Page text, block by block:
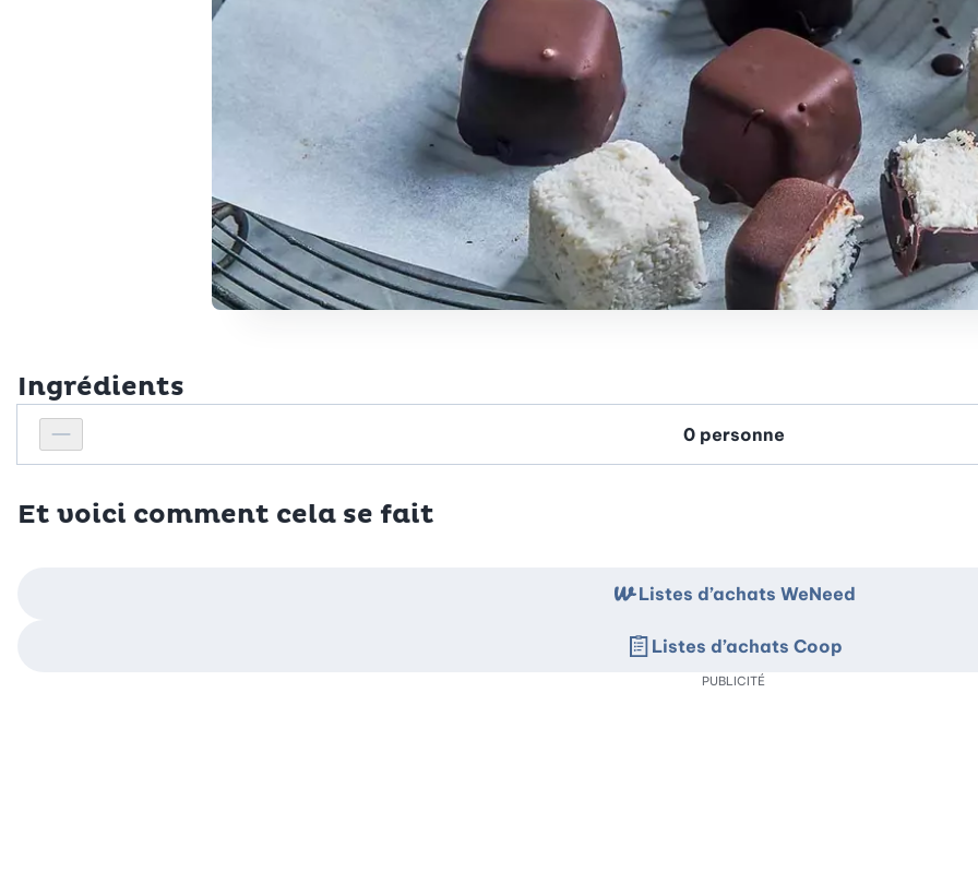
Ingrédients
Réduire le nombre de personnes
Personnes
Et voici comment cela se fait
Listes d’achats WeNeed
Listes d’achats Coop
PUBLICITÉ